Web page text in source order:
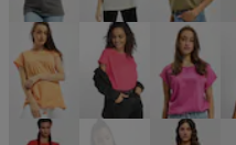
grau grau olive
orange pink